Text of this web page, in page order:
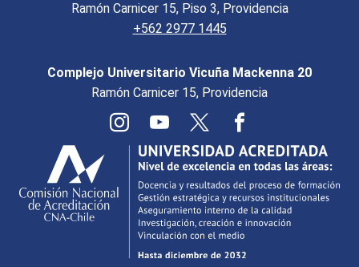
Ramón Carnicer 15, Piso 3, Providencia
+562 2977 1445
Complejo Universitario Vicuña Mackenna 20
Ramón Carnicer 15, Providencia